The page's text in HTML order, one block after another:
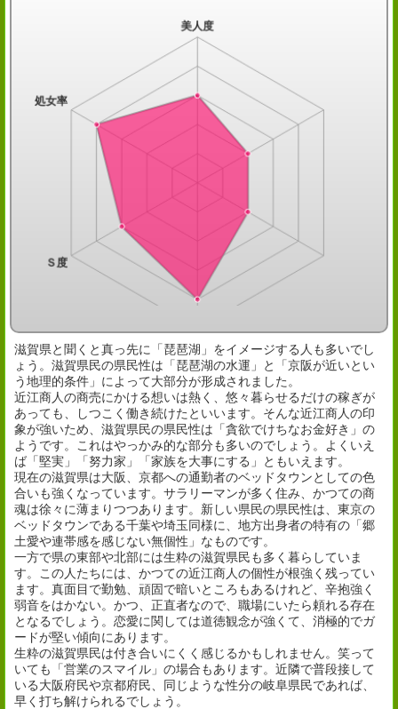
滋賀県と聞くと真っ先に「琵琶湖」をイメージする人も多いでし
ょう。滋賀県民の県民性は「琵琶湖の水運」と「京阪が近いとい
う地理的条件」によって大部分が形成されました。
近江商人の商売にかける想いは熱く、悠々暮らせるだけの稼ぎが
あっても、しつこく働き続けたといいます。そんな近江商人の印
象が強いため、滋賀県民の県民性は「貪欲でけちなお金好き」の
ようです。これはやっかみ的な部分も多いのでしょう。よくいえ
ば「堅実」「努力家」「家族を大事にする」ともいえます。
現在の滋賀県は大阪、京都への通勤者のベッドタウンとしての色
合いも強くなっています。サラリーマンが多く住み、かつての商
魂は徐々に薄まりつつあります。新しい県民の県民性は、東京の
ベッドタウンである千葉や埼玉同様に、地方出身者の特有の「郷
土愛や連帯感を感じない無個性」なものです。
一方で県の東部や北部には生粋の滋賀県民も多く暮らしていま
す。この人たちには、かつての近江商人の個性が根強く残ってい
ます。真面目で勤勉、頑固で暗いところもあるけれど、辛抱強く
弱音をはかない。かつ、正直者なので、職場にいたら頼れる存在
となるでしょう。恋愛に関しては道徳観念が強くて、消極的でガ
ードが堅い傾向にあります。
生粋の滋賀県民は付き合いにくく感じるかもしれません。笑って
いても「営業のスマイル」の場合もあります。近隣で普段接して
いる大阪府民や京都府民、同じような性分の岐阜県民であれば、
早く打ち解けられるでしょう。